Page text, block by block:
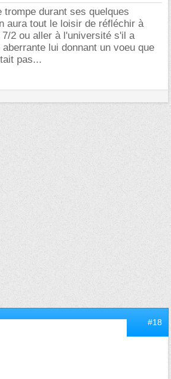
trompe durant ses quelques
aura tout le loisir de réfléchir à
2 ou aller à l'université s'il a
lui donnant un voeu que
pas...
#18